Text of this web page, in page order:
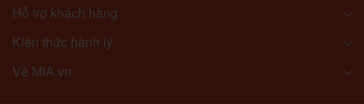
Hỗ trợ khách hàng
Kiến thức hành lý
Về MIA.vn